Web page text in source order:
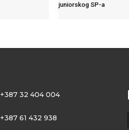
juniorskog SP-a
+387 32 404 004
+387 61 432 938